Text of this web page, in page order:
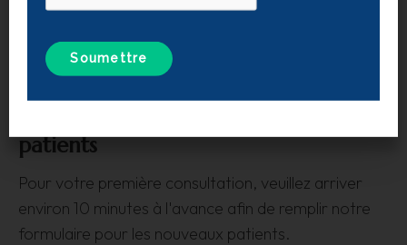
patients
Pour votre première consultation, veuillez arriver
environ 10 minutes à l'avance afin de remplir notre
formulaire pour les nouveaux patients.